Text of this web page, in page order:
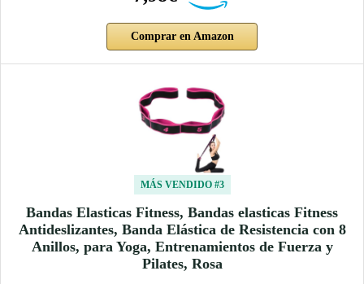
Comprar en Amazon
MÁS VENDIDO #3
Bandas Elasticas Fitness, Bandas elasticas Fitness
Antideslizantes, Banda Elástica de Resistencia con 8
Anillos, para Yoga, Entrenamientos de Fuerza y
Pilates, Rosa